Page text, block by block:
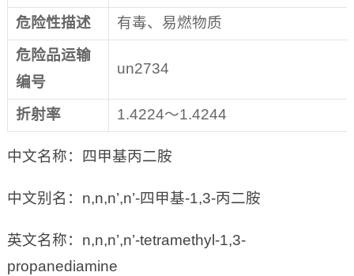
危险性描述
有毒、易燃物质
危险品运输
编号
un2734
折射率 1.4224～1.4244
中文名称：四甲基丙二胺
中文别名：n,n,n’,n’-四甲基-1,3-丙二胺
英文名称：n,n,n’,n’-tetramethyl-1,3-
propanediamine